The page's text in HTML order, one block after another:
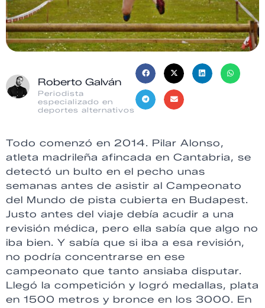
Roberto Galván
Periodista
especializado en
deportes alternativos
Todo comenzó en 2014. Pilar Alonso,
atleta madrileña afincada en Cantabria, se
detectó un bulto en el pecho unas
semanas antes de asistir al Campeonato
del Mundo de pista cubierta en Budapest.
Justo antes del viaje debía acudir a una
revisión médica, pero ella sabía que algo no
iba bien. Y sabía que si iba a esa revisión,
no podría concentrarse en ese
campeonato que tanto ansiaba disputar.
Llegó la competición y logró medallas, plata
en 1500 metros y bronce en los 3000. En